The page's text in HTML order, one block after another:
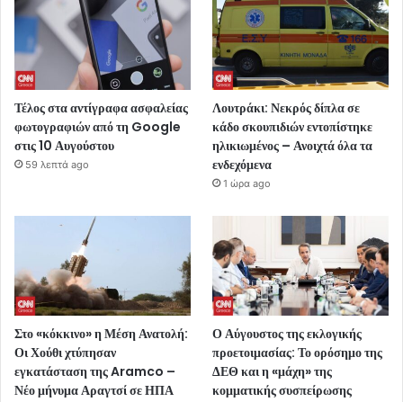
Τέλος στα αντίγραφα ασφαλείας
φωτογραφιών από τη Google
στις 10 Αυγούστου
59 λεπτά ago
Λουτράκι: Νεκρός δίπλα σε
κάδο σκουπιδιών εντοπίστηκε
ηλικιωμένος – Ανοιχτά όλα τα
ενδεχόμενα
1 ώρα ago
Στο «κόκκινο» η Μέση Ανατολή:
Οι Χούθι χτύπησαν
εγκατάσταση της Aramco –
Νέο μήνυμα Αραγτσί σε ΗΠΑ
Ο Αύγουστος της εκλογικής
προετοιμασίας: Το ορόσημο της
ΔΕΘ και η «μάχη» της
κομματικής συσπείρωσης